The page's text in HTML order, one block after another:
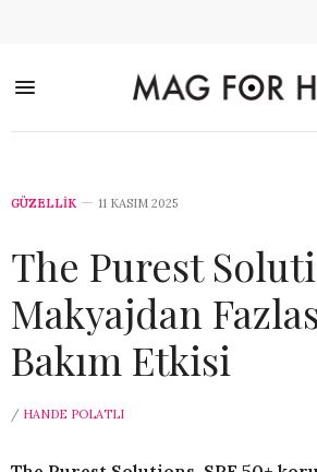
GÜZELLİK 11 KASIM 2025
The Purest
Makyajdan
Bakım Etkisi
/ HANDE POLATLI